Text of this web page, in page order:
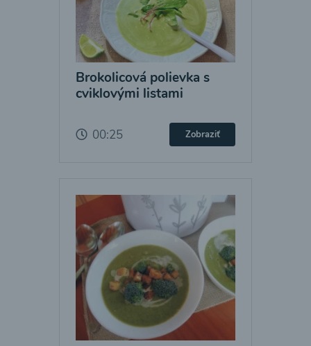
Brokolicová polievka s
cviklovými listami
00:25 Zobraziť